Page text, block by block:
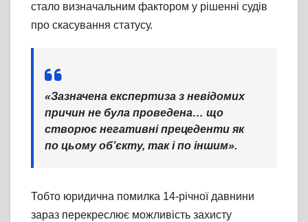
стало визначальним фактором у рішенні судів
про скасування статусу.
«Зазначена експертиза з невідомих
причин не була проведена… що
створює негативні прецеденти як
по цьому об’єкту, так і по іншим».
Тобто юридична помилка 14-річної давнини
зараз перекреслює можливість захисту